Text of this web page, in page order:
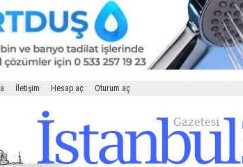
İletişim Hesap aç Oturum aç